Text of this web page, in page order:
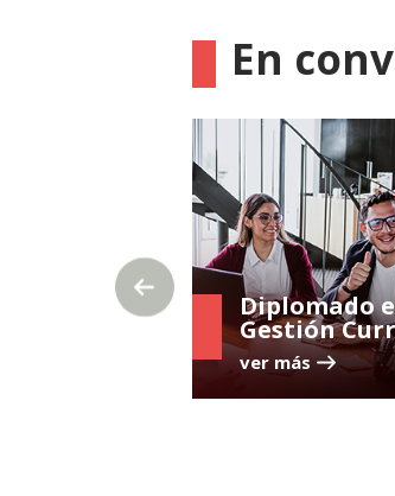
En
Diplomado
Gestión
ver más